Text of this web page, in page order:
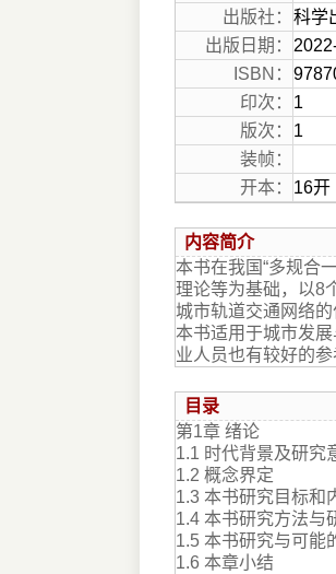
出版社： 科学
出版日期：
ISBN：
印次：
1
版次：
1
装帧：
开本：
16开
内容简介
本书在我国“多规合
理论等为基础，以8
城市轨道交通网络
本书适用于城市发
业人员也有较好的参
目录
第1章 绪论
1.1 时代背景及研究
1.2 概念界定
1.3 本书研究目标和
1.4 本书研究方法与
1.5 本书研究与可能
1.6 本章小结